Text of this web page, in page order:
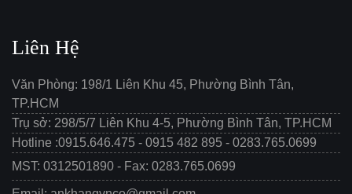
Liên Hệ
Văn Phòng: 198/1 Liên Khu 45, Phường Bình Tân,
TP.HCM
Trụ sở: 298/5/7 Liên Khu 4-5, Phường Bình Tân, TP.HCM
Hotline :0915.646.475 - 0915 482 895 - 0283.765.0699
MST: 0312501890 - Fax: 0283.765.0699